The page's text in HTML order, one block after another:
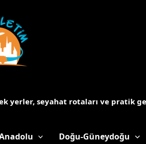
yerler, seyahat rotaları ve pratik
Doğu-Güneydoğu